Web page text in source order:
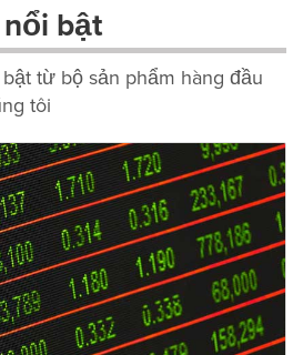
bật
từ bộ sản phẩm hàng đầu
tôi